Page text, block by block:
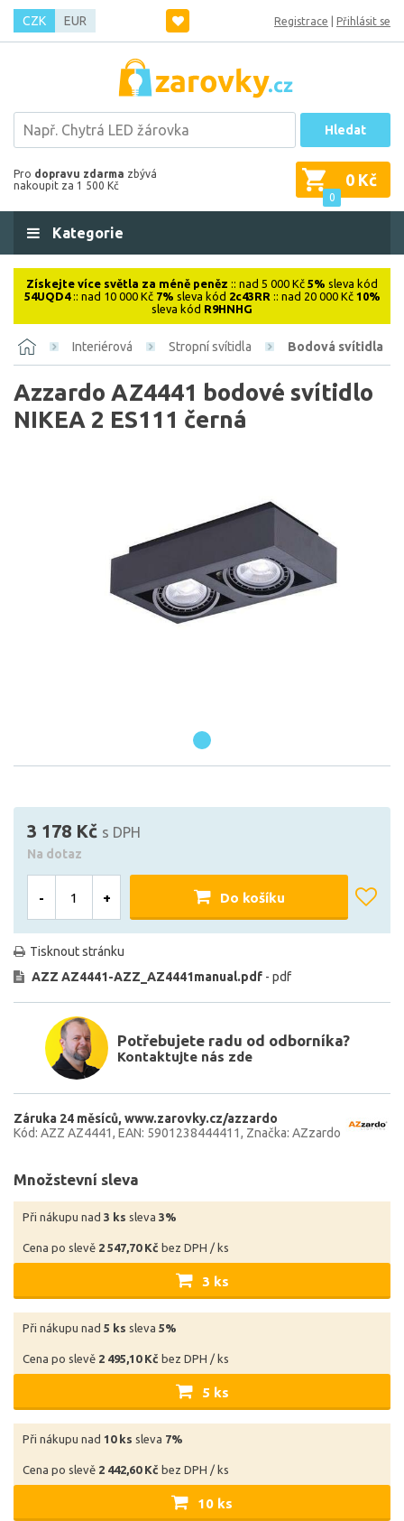
CZK EUR Registrace Přihlásit se
Hledat
Pro dopravu zdarma zbývá
nakoupit za 1 500 Kč
0
0 Kč
Kategorie
Získejte více světla za méně peněz :: nad 5 000 Kč 5% sleva kód
54UQD4:: nad 10 000 Kč 7% sleva kód 2c43RR :: nad 20 000 Kč 10%
sleva kód R9HNHG
Interiérová Stropní svítidla Bodová svítidla
Azzardo AZ4441 bodové svítidlo
NIKEA 2 ES111 černá
3 178 Kč s DPH
Na dotaz
- + Do košíku
Tisknout stránku
AZZ AZ4441-AZZ_AZ4441manual.pdf - pdf
Potřebujete radu od odborníka?
Kontaktujte nás zde
Záruka 24 měsíců www.zarovky.cz/azzardo
Kód: AZZ AZ4441 EAN: 5901238444411 Značka: AZzardo
Množstevní sleva
Při nákupu nad 3 ks sleva 3%
Cena po slevě 2 547,70 Kč bez DPH / ks
3 ks
Při nákupu nad 5 ks sleva 5%
Cena po slevě 2 495,10 Kč bez DPH / ks
5 ks
Při nákupu nad 10 ks sleva 7%
Cena po slevě 2 442,60 Kč bez DPH / ks
10 ks